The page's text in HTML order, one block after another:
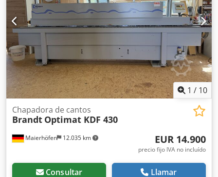
1 / 10
Maierhöfen 12.035 km
Chapadora de cantos
Brandt Optimat KDF 430
EUR 14.900
precio fijo IVA no incluído
Consultar Llamar